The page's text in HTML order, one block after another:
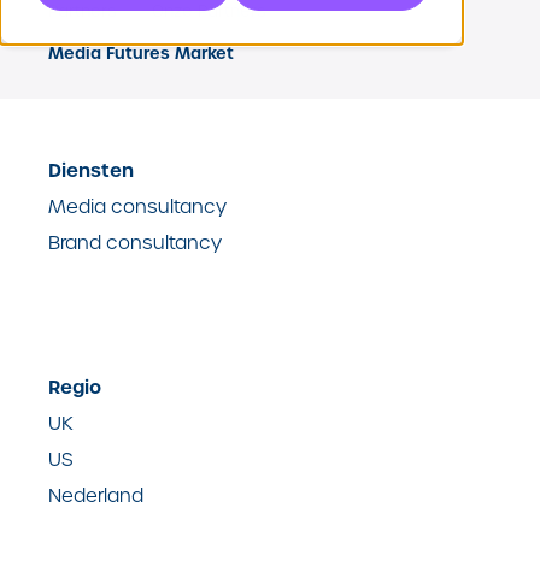
Partners Onze Partners
Media Futures Market
Diensten
Media consultancy
Brand consultancy
Regio
UK
US
Nederland